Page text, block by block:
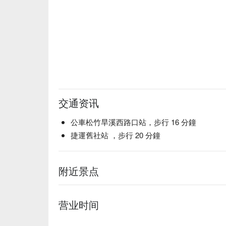
交通资讯
公車松竹旱溪西路口站，步行 16 分鐘
捷運舊社站 ，步行 20 分鐘
附近景点
营业时间